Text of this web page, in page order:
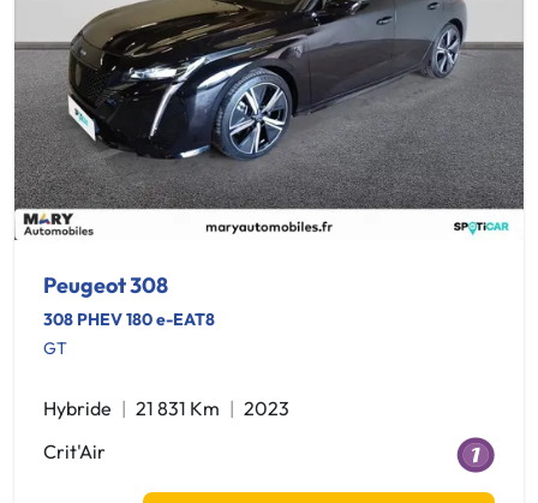
Peugeot 308
308 PHEV 180 e-EAT8
GT
Hybride 21 831 Km
2023
Crit'Air